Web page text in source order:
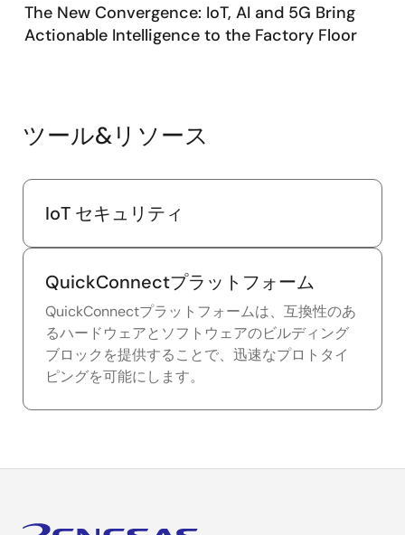
The New Convergence: IoT, AI and 5G Bring
Actionable Intelligence to the Factory Floor
ツール&リソース
IoT セキュリティ
QuickConnectプラットフォーム
QuickConnectプラットフォームは、互換性のあ
るハードウェアとソフトウェアのビルディング
ブロックを提供することで、迅速なプロトタイ
ピングを可能にします。